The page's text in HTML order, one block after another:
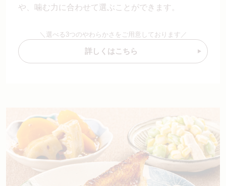
や、噛む力に合わせて選ぶことができます。
＼選べる3つのやわらかさをご用意しております／
詳しくはこちら